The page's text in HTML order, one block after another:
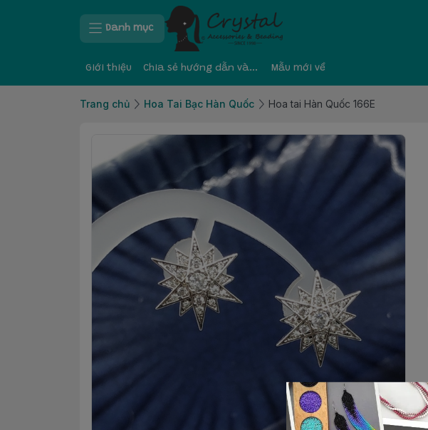
Danh mục
Giới thiệu Chia sẻ hướng dẫn và kinh nghiệm Mẫu mới về
Trang chủ Hoa Tai Bạc Hàn Quốc Hoa tai Hàn Quốc 166E